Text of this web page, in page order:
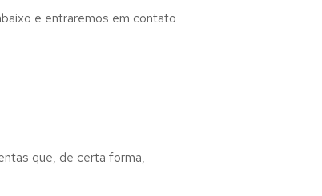
e entraremos em contato
que, de certa forma,